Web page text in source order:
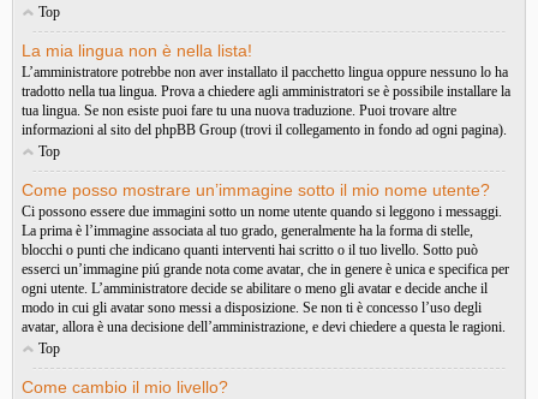
Top
La mia lingua non è nella lista!
L’amministratore potrebbe non aver installato il pacchetto lingua oppure nessuno lo ha
tradotto nella tua lingua. Prova a chiedere agli amministratori se è possibile installare la
tua lingua. Se non esiste puoi fare tu una nuova traduzione. Puoi trovare altre
informazioni al sito del phpBB Group (trovi il collegamento in fondo ad ogni pagina).
Top
Come posso mostrare un’immagine sotto il mio nome utente?
Ci possono essere due immagini sotto un nome utente quando si leggono i messaggi.
La prima è l’immagine associata al tuo grado, generalmente ha la forma di stelle,
blocchi o punti che indicano quanti interventi hai scritto o il tuo livello. Sotto può
esserci un’immagine piú grande nota come avatar, che in genere è unica e specifica per
ogni utente. L’amministratore decide se abilitare o meno gli avatar e decide anche il
modo in cui gli avatar sono messi a disposizione. Se non ti è concesso l’uso degli
avatar, allora è una decisione dell’amministrazione, e devi chiedere a questa le ragioni.
Top
Come cambio il mio livello?